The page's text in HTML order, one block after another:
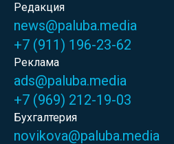
Редакция
news@paluba.media
+7 (911) 196-23-62
Реклама
ads@paluba.media
+7 (969) 212-19-03
Бухгалтерия
novikova@paluba.media